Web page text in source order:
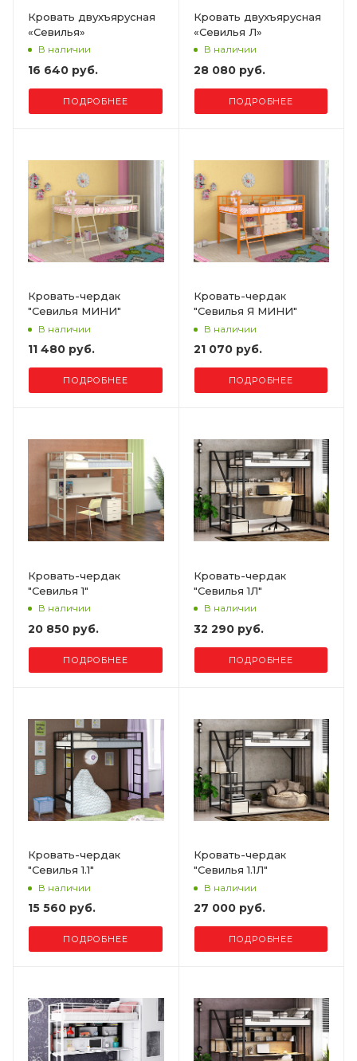
Кровать двухъярусная
«Севилья»
В наличии
16 640 руб.
ПОДРОБНЕЕ
Кровать двухъярусная
«Севилья Л»
В наличии
28 080 руб.
ПОДРОБНЕЕ
Кровать-чердак
"Севилья МИНИ"
В наличии
11 480 руб.
ПОДРОБНЕЕ
Кровать-чердак
"Севилья Я МИНИ"
В наличии
21 070 руб.
ПОДРОБНЕЕ
Кровать-чердак
"Севилья 1"
В наличии
20 850 руб.
ПОДРОБНЕЕ
Кровать-чердак
"Севилья 1Л"
В наличии
32 290 руб.
ПОДРОБНЕЕ
Кровать-чердак
"Севилья 1.1"
В наличии
15 560 руб.
ПОДРОБНЕЕ
Кровать-чердак
"Севилья 1.1Л"
В наличии
27 000 руб.
ПОДРОБНЕЕ